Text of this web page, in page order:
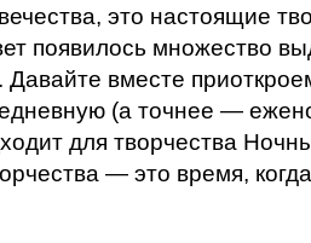
это настоящие
появилось множество
Давайте вместе
(а точнее —
для творчества
— это время,